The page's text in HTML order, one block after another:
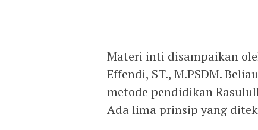
Materi inti disampaikan
Effendi, ST., M.PSDM.
metode pendidikan
Ada lima prinsip yang